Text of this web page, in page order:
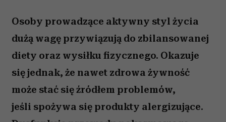
Osoby prowadzące aktywny styl życia
dużą wagę przywiązują do zbilansowanej
diety oraz wysiłku fizycznego. Okazuje
się jednak, że nawet zdrowa żywność
może stać się źródłem problemów,
jeśli spożywa się produkty alergizujące.